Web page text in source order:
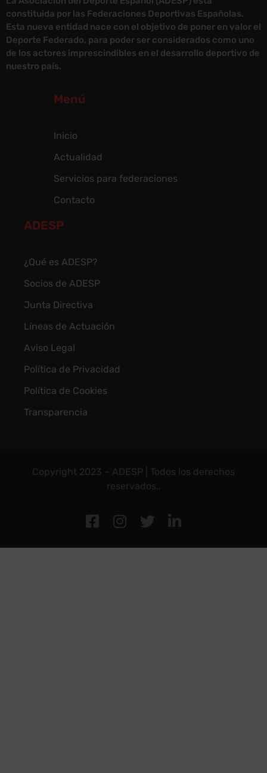
constituida por las Federaciones Deportivas Españolas.
Esta nueva entidad nace con el objetivo de poner en valor el
Deporte Federado, para poder ser considerados como uno
de los actores imprescindibles en el desarrollo deportivo de
nuestro país.
Menú
Inicio
Actualidad
Servicios para federaciones
Contacto
ADESP
¿Qué es ADESP?
Socios de ADESP
Junta Directiva
Líneas de Actuación
Aviso Legal
Política de Privacidad
Política de Cookies
Transparencia
Copyright 2023 – ADESP | Todos los derechos
reservados..